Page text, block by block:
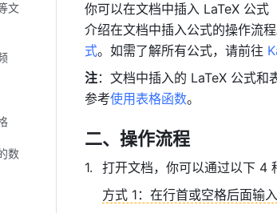
文
数
你可以在文档中插入 LaTeX 公式
介绍在文档中插入公式的操作流
式。如需了解所有公式，请前往
注：文档中插入的 LaTeX 公式
参考使用表格函数。
二、操作流程
打开文档，你可以通过以下 4
方式 1：在行首或空格后面输入